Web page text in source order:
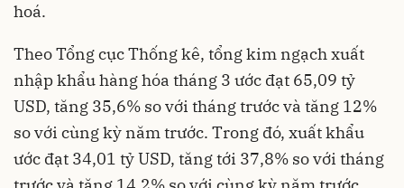
hoá.
Theo Tổng cục Thống kê, tổng kim ngạch xuất
nhập khẩu hàng hóa tháng 3 ước đạt 65,09 tỷ
USD, tăng 35,6% so với tháng trước và tăng 12%
so với cùng kỳ năm trước. Trong đó, xuất khẩu
ước đạt 34,01 tỷ USD, tăng tới 37,8% so với tháng